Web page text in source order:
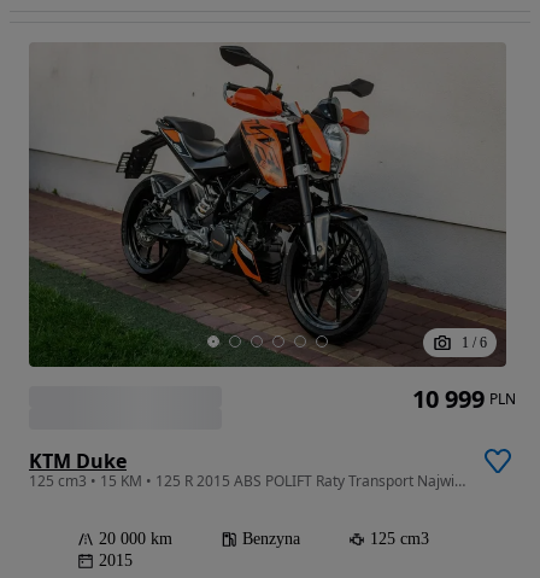
1 / 6
KTM Duke
125 cm3 • 15 KM • 125 R 2015 ABS POLIFT Raty Transport Największy Wybór Moto 125 W PL
20 000 km Benzyna
125 cm3
2015
10 999 PLN